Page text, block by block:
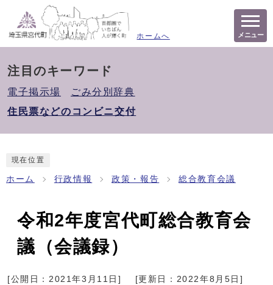
ホームへ メニュー
注目のキーワード
電子掲示場
ごみ分別辞典
住民票などのコンビニ交付
現在位置
ホーム 行政情報 政策・報告 総合教育会議
令和2年度宮代町総合教育会
議（会議録）
[公開日： 2021年3月11日 ] [更新日： 2022年8月5日]